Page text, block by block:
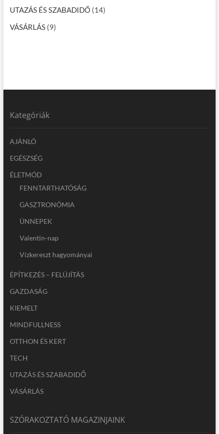
UTAZÁS ÉS SZABADIDŐ (14)
VÁSÁRLÁS(9)
Kategóriák
AJÁNLÓ
EGÉSZSÉG
ÉLETMÓD
FENNTARTHATÓSÁG
GASZTRONÓMIA
ÜNNEPEK
Valentin-nap
Vízkereszt hagyományai
ÉPÍTKEZÉS – FELÚJÍTÁS
GAZDASÁG
KIEMELT
MINDFULLNESS
OTTHON ÉS KERT
TECH
UTAZÁS ÉS SZABADIDŐ
VÁSÁRLÁS
SZÓRAKOZTATÓ MAGAZINJAINK